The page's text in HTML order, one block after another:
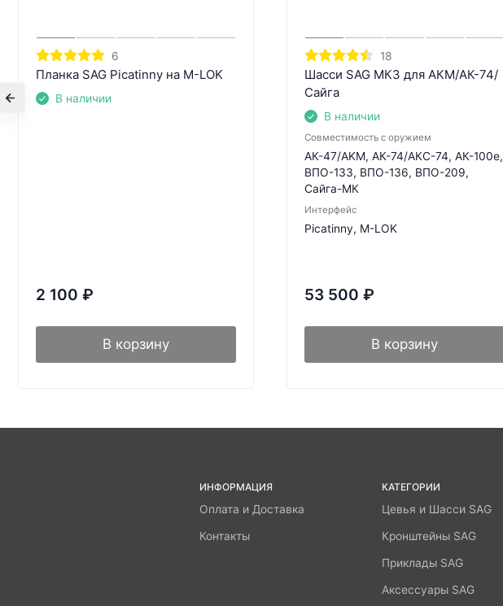
6
Планка SAG Picatinny на M-LOK
В наличии
2 100 ₽
В корзину
18
Шасси SAG МК3 для АКМ/АК-74/
Сайга
В наличии
Совместимость с оружием
АК-47/AKM, АК-74/АКС-74, АК-100е,
ВПО-133, ВПО-136, ВПО-209,
Сайга-МК
Интерфейс
Picatinny, M-LOK
53 500 ₽
В корзину
ИНФОРМАЦИЯ
Оплата и Доставка
Контакты
КАТЕГОРИИ
Цевья и Шасси SAG
Кронштейны SAG
Приклады SAG
Аксессуары SAG